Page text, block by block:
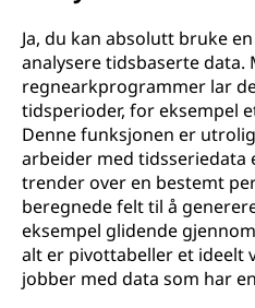
Ja, du kan absolutt bruke
analysere tidsbaserte data.
regnearkprogrammer lar
tidsperioder, for eksempel
Denne funksjonen er
arbeider med tidsseriedata
trender over en bestemt
beregnede felt til å
eksempel glidende
alt er pivottabeller et ideelt
jobber med data som har